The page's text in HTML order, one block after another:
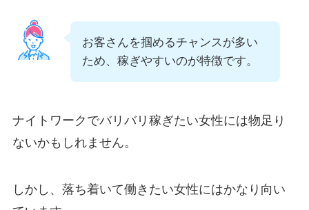
お客さんを掴めるチャンスが多い
ため、稼ぎやすいのが特徴です。
ナイトワークでバリバリ稼ぎたい女性には物足り
ないかもしれません。
しかし、落ち着いて働きたい女性にはかなり向い